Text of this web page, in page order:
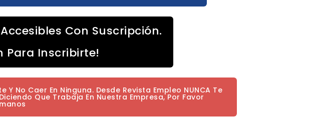
Con Suscripción.
Para Inscribirte!
No Caer En Ninguna. Desde Revista Empleo NUNCA Te
Que Trabaja En Nuestra Empresa, Por Favor